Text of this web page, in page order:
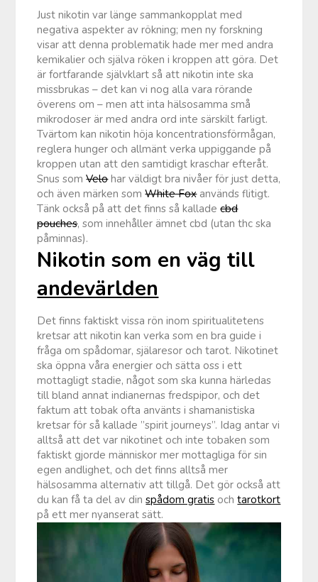
Just nikotin var länge sammankopplat med
negativa aspekter av rökning; men ny forskning
visar att denna problematik hade mer med andra
kemikalier och själva röken i kroppen att göra. Det
är fortfarande självklart så att nikotin inte ska
missbrukas – det kan vi nog alla vara rörande
överens om – men att inta hälsosamma små
mikrodoser är med andra ord inte särskilt farligt.
Tvärtom kan nikotin höja koncentrationsförmågan,
reglera hunger och allmänt verka uppiggande på
kroppen utan att den samtidigt kraschar efteråt.
Snus somVelohar väldigt bra nivåer för just detta,
och även märken somWhite Foxanvänds flitigt.
Tänk också på att det finns så kalladecbd
pouches, som innehåller ämnet cbd (utan thc ska
påminnas).
Nikotin som en väg till
andevärlden
Det finns faktiskt vissa rön inom spiritualitetens
kretsar att nikotin kan verka som en bra guide i
fråga om spådomar, själaresor och tarot. Nikotinet
ska öppna våra energier och sätta oss i ett
mottagligt stadie, något som ska kunna härledas
till bland annat indianernas fredspipor, och det
faktum att tobak ofta använts i shamanistiska
kretsar för så kallade ”spirit journeys”. Idag antar vi
alltså att det var nikotinet och inte tobaken som
faktiskt gjorde människor mer mottagliga för sin
egen andlighet, och det finns alltså mer
hälsosamma alternativ att tillgå. Det gör också att
du kan få ta del av dinspådom gratis ochtarotkort
på ett mer nyanserat sätt.